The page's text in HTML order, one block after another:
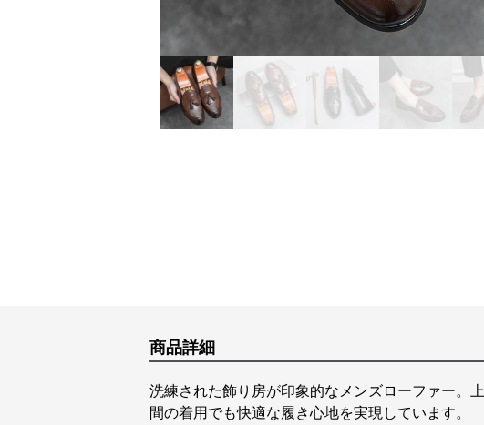
商品詳細
洗練された飾り房が印象的なメンズローファー。
間の着用でも快適な履き心地を実現しています。